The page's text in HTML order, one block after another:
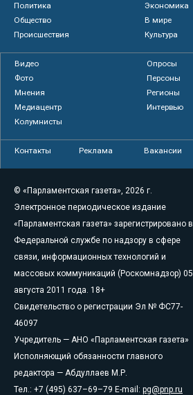
Политика
Экономика
Общество
В мире
Происшествия
Культура
Видео
Опросы
Фото
Персоны
Мнения
Регионы
Медиацентр
Интервью
Колумнисты
Контакты Реклама Вакансии
© «Парламентская газета», 2026 г.
Электронное периодическое издание
«Парламентская газета» зарегистрировано в
Федеральной службе по надзору в сфере
связи, информационных технологий и
массовых коммуникаций (Роскомнадзор) 05
августа 2011 года. 18+
Свидетельство о регистрации Эл № ФС77-
46097
Учредитель — АНО «Парламентская газета»
Исполняющий обязанности главного
редактора — Абдуллаев М.Р.
Тел.: +7 (495) 637–69–79 E-mail: pg@pnp.ru